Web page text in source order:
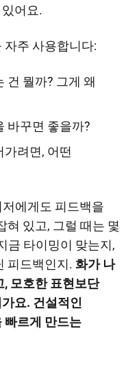
어요.
자주 사용합니다:
건 뭘까? 그게 왜
바꾸면 좋을까?
려면, 어떤
에게도 피드백을
혀 있고, 그럴 때는 몇
금 타이밍이 맞는지,
피드백인지. 화가 나
, 모호한 표현보단
요. 건설적인
빠르게 만드는